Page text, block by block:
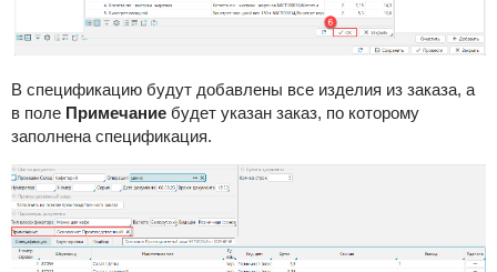
В спецификацию будут добавлены все изделия из заказа, а
в поле Примечание будет указан заказ, по которому
заполнена спецификация.